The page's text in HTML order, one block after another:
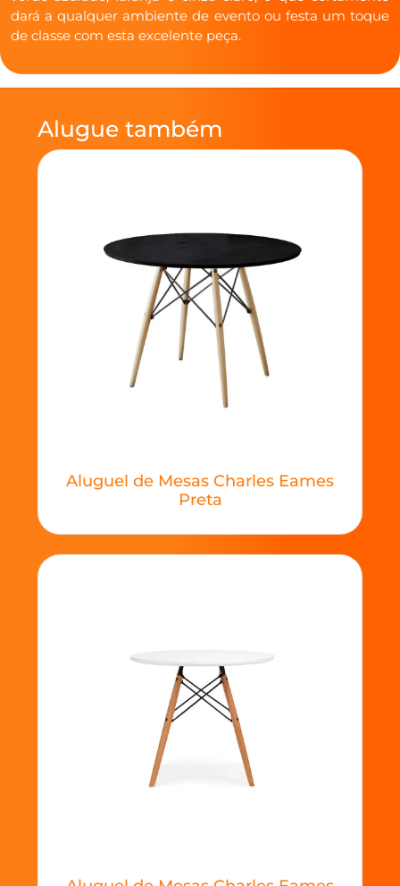
dará a qualquer ambiente de evento ou festa um toque
de classe com esta excelente peça.
Alugue também
Aluguel de Mesas Charles Eames
Preta